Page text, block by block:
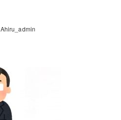
Ahiru_admin